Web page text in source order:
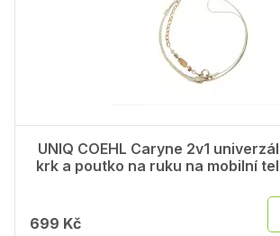
UNIQ COEHL Caryne 2v1
krk a poutko na ruku na mobilní
699 Kč